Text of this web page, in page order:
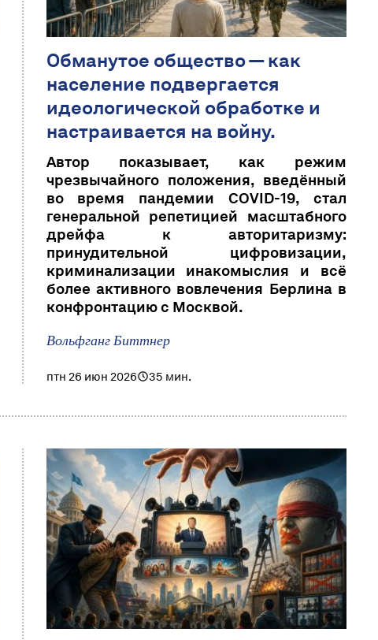
Обманутое общество — как
население подвергается
идеологической обработке и
настраивается на войну.
Автор показывает, как режим
чрезвычайного положения, введённый
во время пандемии COVID-19, стал
генеральной репетицией масштабного
дрейфа к авторитаризму:
принудительной цифровизации,
криминализации инакомыслия и всё
более активного вовлечения Берлина в
конфронтацию с Москвой.
Вольфганг Биттнер
птн 26 июн 2026 35 мин.